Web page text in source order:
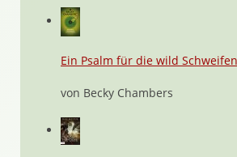
Ein Psalm für die wild
von Becky Chambers